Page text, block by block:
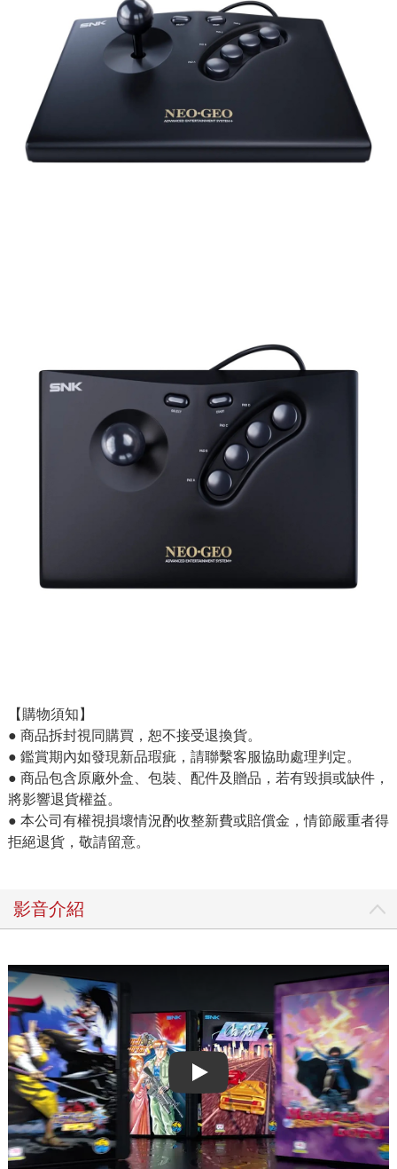
【購物須知】
● 商品拆封視同購買，恕不接受退換貨。
● 鑑賞期內如發現新品瑕疵，請聯繫客服協助處理判定。
● 商品包含原廠外盒、包裝、配件及贈品，若有毀損或缺件，
將影響退貨權益。
● 本公司有權視損壞情況酌收整新費或賠償金，情節嚴重者得
拒絕退貨，敬請留意。
影音介紹
Play video